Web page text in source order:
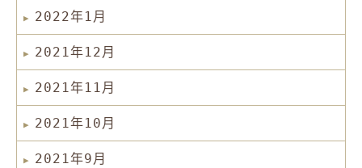
2022年1月
2021年12月
2021年11月
2021年10月
2021年9月